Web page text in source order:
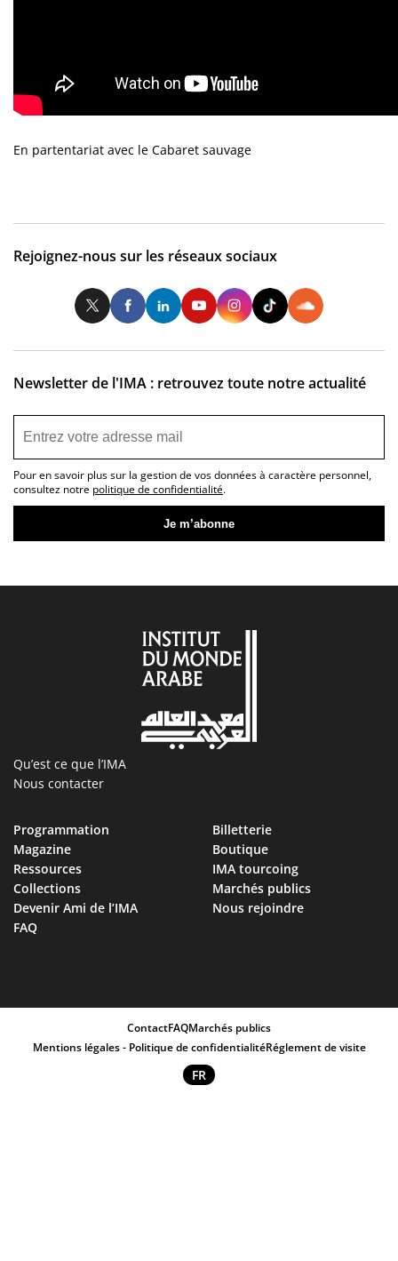
En partentariat avec le Cabaret sauvage
Rejoignez-nous sur les réseaux sociaux
TwitterFacebookLinkedInYoutubeInstagram
Newsletter de l'IMA : retrouvez toute notre actualité
Pour en savoir plus sur la gestion de vos données à caractère personnel,
consultez notre politique de confidentialité.
Qu’est ce que l’IMA
Nous contacter
Programmation
Magazine
Ressources
Collections
Devenir Ami de l’IMA
FAQ
Billetterie
Boutique
IMA tourcoing
Marchés publics
Nous rejoindre
ContactFAQMarchés publics
Mentions légales - Politique de confidentialitéRéglement de visite
FR